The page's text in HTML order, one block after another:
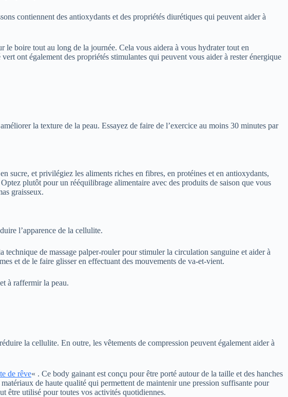
contiennent des antioxydants et des propriétés diurétiques qui peuvent aider à
le boire tout au long de la journée. Cela vous aidera à vous hydrater tout en
ont également des propriétés stimulantes qui peuvent vous aider à rester énergique
la texture de la peau. Essayez de faire de l’exercice au moins 30 minutes par
sucre, et privilégiez les aliments riches en fibres, en protéines et en antioxydants,
plutôt pour un rééquilibrage alimentaire avec des produits de saison que vous
graisseux.
l’apparence de la cellulite.
de massage palper-rouler pour stimuler la circulation sanguine et aider à
et de le faire glisser en effectuant des mouvements de va-et-vient.
à raffermir la peau.
la cellulite. En outre, les vêtements de compression peuvent également aider à
de rêve« . Ce body gainant est conçu pour être porté autour de la taille et des hanches
de haute qualité qui permettent de maintenir une pression suffisante pour
être utilisé pour toutes vos activités quotidiennes.